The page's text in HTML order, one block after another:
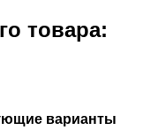
товара:
варианты